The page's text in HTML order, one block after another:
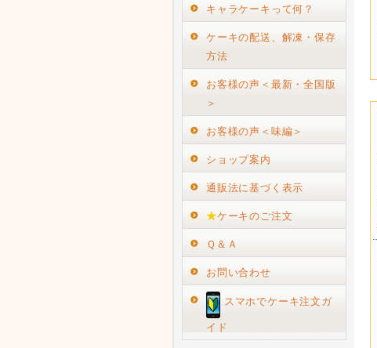
キャラケーキって何？
ケーキの配送、解凍・保存
方法
お客様の声＜最新・全国版
＞
お客様の声＜味編＞
ショップ案内
通販法に基づく表示
★ケーキのご注文
Ｑ＆Ａ
お問い合わせ
スマホでケーキ注文ガ
イド